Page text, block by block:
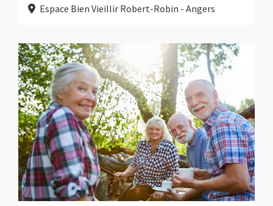
Espace Bien Vieillir Robert-Robin - Angers
Plus d'information sur l'évènement : Café, papotage et